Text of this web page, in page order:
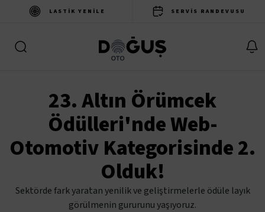
LASTIK YENILE SERVIS RANDEVUSU
23.⁠ ⁠Altın Örümcek
Ödülleri'nde Web-
Otomotiv Kategorisinde 2.
Olduk!
Sektörde fark yaratan yenilik ve geliştirmelerle ödüle layık
görülmenin gururunu yaşıyoruz.